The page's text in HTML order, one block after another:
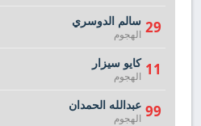
29 سالم الدوسري
الهجوم
11 كايو سيزار
الهجوم
99 عبدالله الحمدان
الهجوم